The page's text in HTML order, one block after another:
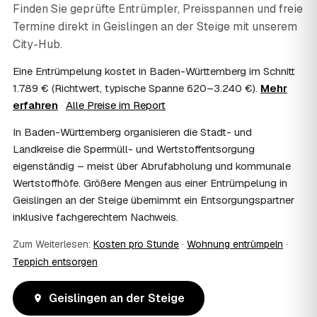
AWL Zentrum vermittelt nur die Entrümpler und ersetzt
keine Steuerberatung — die konkrete Anrechnung klären
Sie mit Ihrem Finanzamt oder Steuerberater.
Kosten?
Im Einzelfall ist das möglich — etwa bei einer
Wohnungsauflösung im Rahmen von Sozialhilfe oder
stellen Sie vor Auftragserteilung beim zuständigen Amt
und holen die Kostenübernahme schriftlich ein. AWL
Zentrum vermittelt die Entrümpler, entscheidet aber nicht
über die Kostenübernahme.
08 Bekomme ich einen Entsorgungsnachweis?
Ja. Die Partner entsorgen über zugelassene Höfe und
wichtig zum Beispiel für Vermieter, Nachlassverwaltung
oder die eigene Dokumentation.
Nicht zwingend. Viele Kunden in Geislingen an der Steige
sind nur zur Übergabe und zum Abschluss vor Ort; den
Finden Sie geprüfte Entrümpler, Preisspannen und freie
Termine direkt in Geislingen an der Steige mit unserem
City-Hub.
Eine Entrümpelung kostet in Baden-Württemberg im Schnitt
1.789 € (Richtwert, typische Spanne 620–3.240 €). Mehr
erfahren · Alle Preise im Report
In Baden-Württemberg organisieren die Stadt- und
Landkreise die Sperrmüll- und Wertstoffentsorgung
eigenständig – meist über Abrufabholung und kommunale
Wertstoffhöfe. Größere Mengen aus einer Entrümpelung in
Geislingen an der Steige übernimmt ein Entsorgungspartner
inklusive fachgerechtem Nachweis.
Zum Weiterlesen: Kosten pro Stunde · Wohnung entrümpeln ·
Teppich entsorgen
Geislingen an der Steige